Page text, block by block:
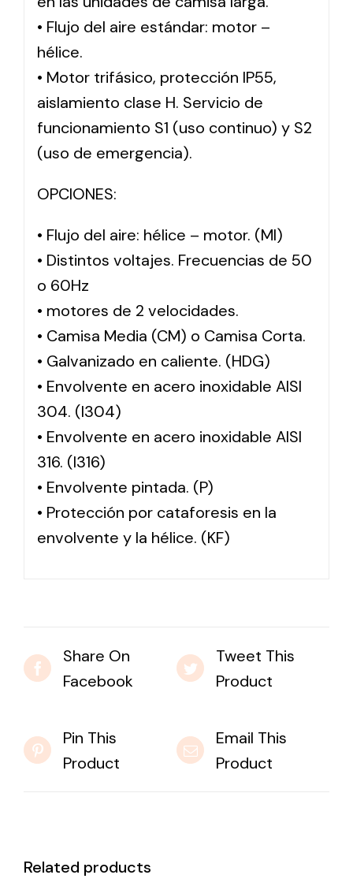
• Flujo del aire estándar: motor –
hélice.
• Motor trifásico, protección IP55,
aislamiento clase H. Servicio de
funcionamiento S1 (uso continuo) y S2
(uso de emergencia).
OPCIONES:
• Flujo del aire: hélice – motor. (MI)
• Distintos voltajes. Frecuencias de 50
o 60Hz
• motores de 2 velocidades.
• Camisa Media (CM) o Camisa Corta.
• Galvanizado en caliente. (HDG)
• Envolvente en acero inoxidable AISI
304. (I304)
• Envolvente en acero inoxidable AISI
316. (I316)
• Envolvente pintada. (P)
• Protección por cataforesis en la
envolvente y la hélice. (KF)
Share On
Facebook
Tweet This
Product
Pin This
Product
Email This
Product
Related products